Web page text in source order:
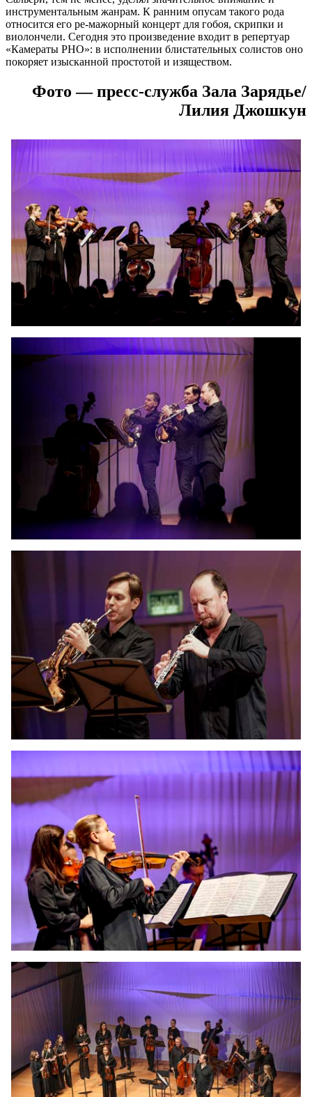
инструментальным жанрам. К ранним опусам такого рода
относится его ре-мажорный концерт для гобоя, скрипки и
виолончели. Сегодня это произведение входит в репертуар
«Камераты РНО»: в исполнении блистательных солистов оно
покоряет изысканной простотой и изяществом.
Фото — пресс-служба Зала Зарядье/
Лилия Джошкун